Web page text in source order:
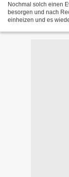
Nochmal solch einen
besorgen und nach
einheizen und es